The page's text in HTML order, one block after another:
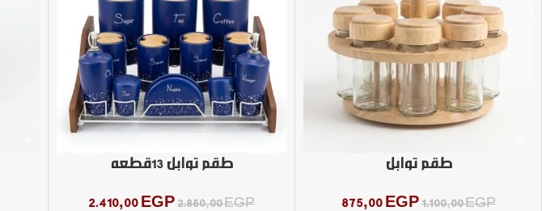
طقم توابل
1.100,00EGP
875,00 EGP
طقم توابل 13قطعه
2.850,00EGP
2.410,00 EGP